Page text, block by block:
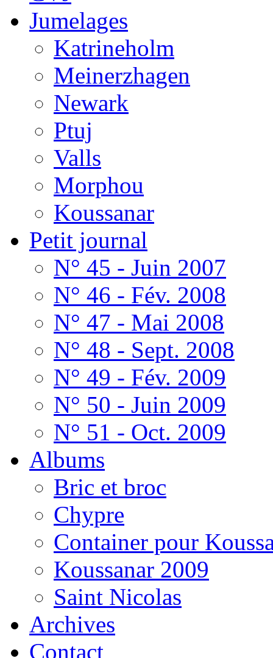
Jumelages
Katrineholm
Meinerzhagen
Newark
Ptuj
Valls
Morphou
Koussanar
Petit journal
N° 45 - Juin 2007
N° 46 - Fév. 2008
N° 47 - Mai 2008
N° 48 - Sept. 2008
N° 49 - Fév. 2009
N° 50 - Juin 2009
N° 51 - Oct. 2009
Albums
Bric et broc
Chypre
Container pour
Koussanar 2009
Saint Nicolas
Archives
Contact